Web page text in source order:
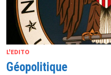
L'EDITO
Géopolitique